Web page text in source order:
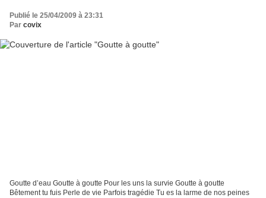
Publié le 25/04/2009 à 23:31
Par covix
Goutte d’eau Goutte à goutte Pour les uns la survie Goutte à goutte
Bêtement tu fuis Perle de vie Parfois tragédie Tu es la larme de nos peines